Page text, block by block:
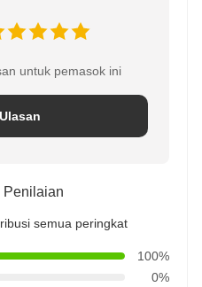
untuk pemasok ini
semua peringkat
100%
0%